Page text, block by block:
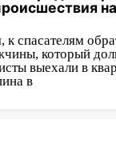
к спасателям
который
выехали в
в